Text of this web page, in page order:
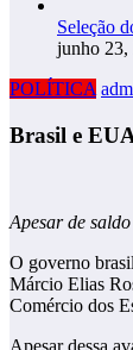
Seleção
junho 23,
POLÍTICA
Brasil e
Apesar de
O governo
Márcio Elias
Comércio dos
Apesar dessa